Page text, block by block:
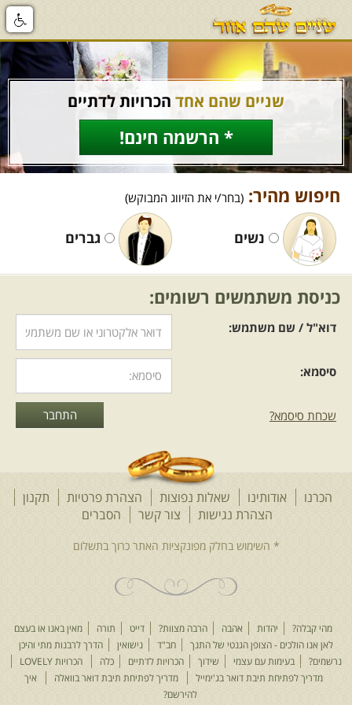
שניים שהם אחד הכרויות לדתיים
* הרשמה חינם!
חיפוש מהיר: (בחר/י את הזיווג המבוקש)
נשים גברים
כניסת משתמשים רשומים:
דוא"ל / שם משתמש:
סיסמא:
שכחת סיסמא?
הכרנו אודותינו שאלות נפוצות הצהרת פרטיות
תקנון
הצהרת נגישות
צור קשר הסברים
מהי קבלה? יהדות אהבה הרבה מצוות? דייט תורה
מאין באנו או בעצם
לאן אנו הולכים - הצופן הגנטי של התנך
חב"ד נישואין
הדרך לרבנות מתי והיכן
נרשמים?
בעימות עם עצמי שידוך הכרויות לדתיים כלה
הכרויות LOVELY
מדריך לפתיחת תיבת דואר בג'ימייל
מדריך לפתיחת תיבת דואר בוואלה
איך
להירשם?